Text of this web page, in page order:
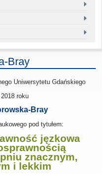
Bray
Uniwersytetu Gdańskiego
roku
Bray
pod tytułem:
jęzkowa
znacznym,
i lekkim